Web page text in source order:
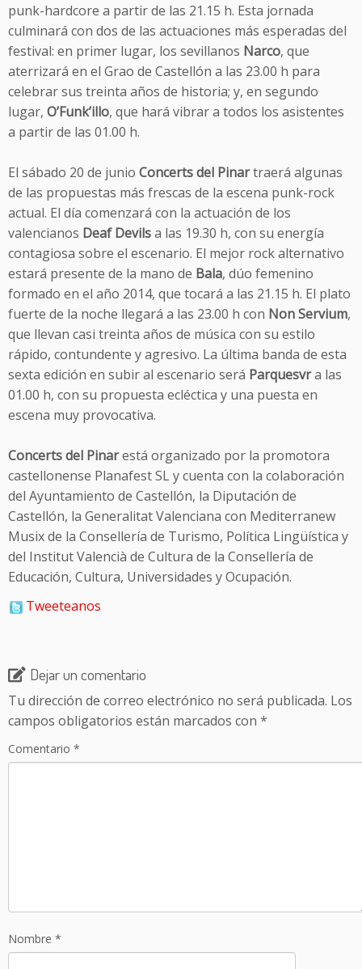
punk-hardcore a partir de las 21.15 h. Esta jornada
culminará con dos de las actuaciones más esperadas del
festival: en primer lugar, los sevillanos Narco, que
aterrizará en el Grao de Castellón a las 23.00 h para
celebrar sus treinta años de historia; y, en segundo
lugar, O’Funk’illo, que hará vibrar a todos los asistentes
a partir de las 01.00 h.
El sábado 20 de junio Concerts del Pinartraerá algunas
de las propuestas más frescas de la escena punk-rock
actual. El día comenzará con la actuación de los
valencianos Deaf Devilsa las 19.30 h, con su energía
contagiosa sobre el escenario. El mejor rock alternativo
estará presente de la mano de Bala, dúo femenino
formado en el año 2014, que tocará a las 21.15 h. El plato
fuerte de la noche llegará a las 23.00 h con Non Servium,
que llevan casi treinta años de música con su estilo
rápido, contundente y agresivo. La última banda de esta
sexta edición en subir al escenario será Parquesvra las
01.00 h, con su propuesta ecléctica y una puesta en
escena muy provocativa.
Concerts del Pinarestá organizado por la promotora
castellonense Planafest SL y cuenta con la colaboración
del Ayuntamiento de Castellón, la Diputación de
Castellón, la Generalitat Valenciana con Mediterranew
Musix de la Consellería de Turismo, Política Lingüística y
del Institut Valencià de Cultura de la Consellería de
Educación, Cultura, Universidades y Ocupación.
Tweeteanos
Dejar un comentario
Tu dirección de correo electrónico no será publicada. Los
campos obligatorios están marcados con *
Comentario *
Nombre *